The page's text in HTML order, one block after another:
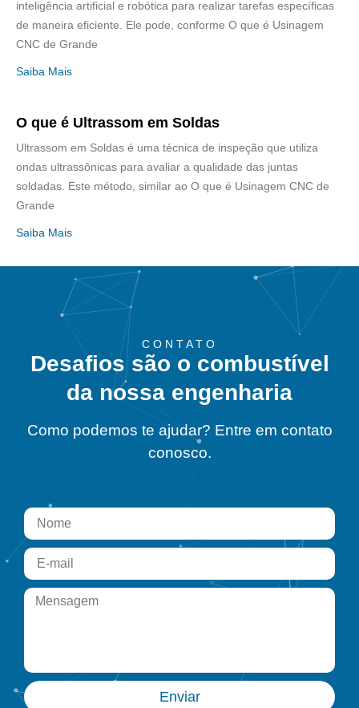
inteligência artificial e robótica para realizar tarefas específicas
de maneira eficiente. Ele pode, conforme O que é Usinagem
CNC de Grande
Saiba Mais
O que é Ultrassom em Soldas
Ultrassom em Soldas é uma técnica de inspeção que utiliza
ondas ultrassônicas para avaliar a qualidade das juntas
soldadas. Este método, similar ao O que é Usinagem CNC de
Grande
Saiba Mais
CONTATO
Desafios são o combustível
da nossa engenharia
Como podemos te ajudar? Entre em contato
conosco.
Enviar